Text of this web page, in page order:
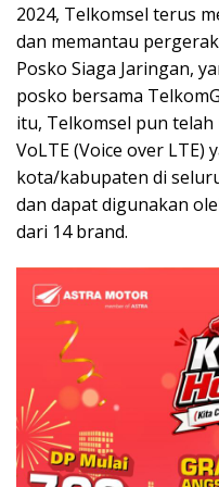
2024, Telkomsel terus
dan memantau
Posko Siaga Jaringan,
posko bersama
itu, Telkomsel pun
VoLTE (Voice over LTE)
kota/kabupaten di
dan dapat digunakan
dari 14 brand.